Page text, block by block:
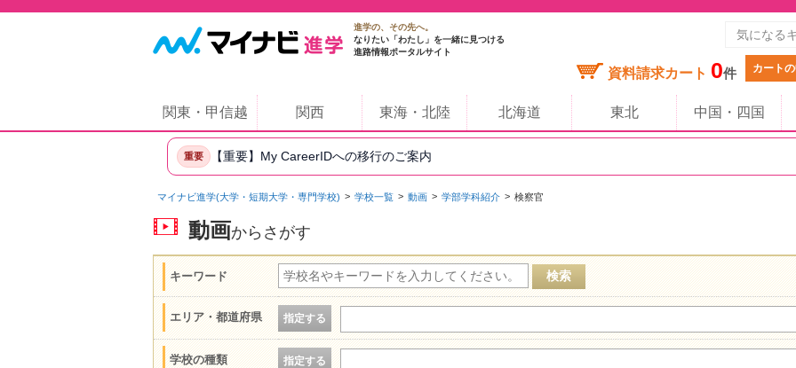
進学の、その先へ。
なりたい「わたし」を一緒に見つける
進路情報ポータルサイト
資料請求カート 0件 カート
関東・甲信越 関西 東海・北陸 北海道 東北 中国・四国
重要 【重要】My CareerIDへの移行のご案内
マイナビ進学(大学・短期大学・専門学校) 学校一覧 動画 学部学科紹介 検察官
動画からさがす
キーワード
エリア・都道府県 指定する
学校の種類 指定する